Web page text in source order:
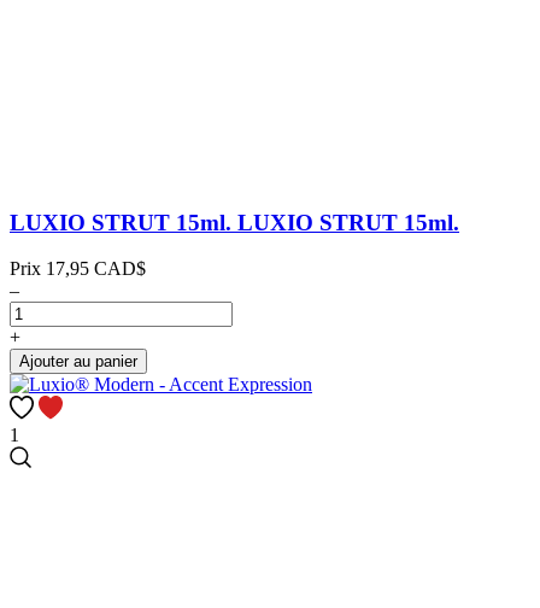
LUXIO STRUT 15ml. LUXIO STRUT 15ml.
Prix 17,95 CAD$
–
+
Ajouter au panier
1